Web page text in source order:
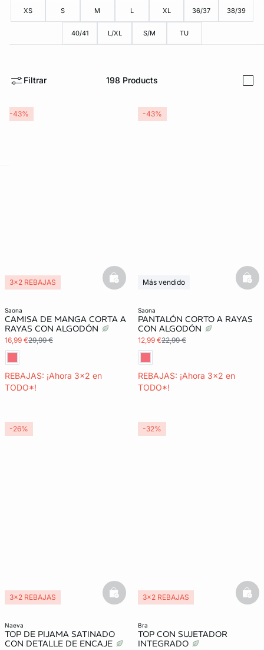
XS S M L XL 36/37 38/39
40/41 L/XL S/M TU
Filtrar 198 Products
saona
CAMISA DE MANGA CORTA A
RAYAS CON ALGODÓN
16,99 €29,99 €
REBAJAS: ¡Ahora 3x2 en
TODO*!
3x2 REBAJAS basketfull
-43%
saona
PANTALÓN CORTO A RAYAS
CON ALGODÓN
12,99 €22,99 €
REBAJAS: ¡Ahora 3x2 en
TODO*!
Más vendido
-43%
naeva
TOP DE PIJAMA SATINADO
CON DETALLE DE ENCAJE
3x2 REBAJAS basketfull
-26%
bra
TOP CON SUJETADOR
INTEGRADO
3x2 REBAJAS
-32%